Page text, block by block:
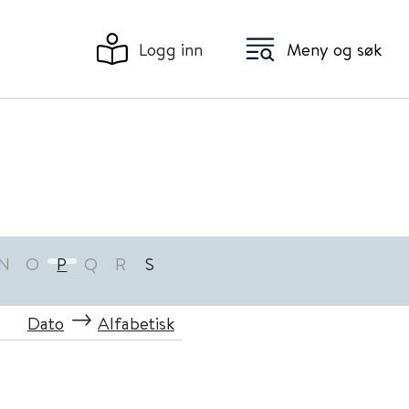
Logg inn Meny og søk
N O P Q R S
Dato Alfabetisk